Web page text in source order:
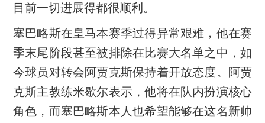
目前一切进展得都很顺利。
塞巴略斯在皇马本赛季过得异常艰难，他在赛
季末尾阶段甚至被排除在比赛大名单之中，如
今球员对转会阿贾克斯保持着开放态度。阿贾
克斯主教练米歇尔表示，他将在队内扮演核心
角色，而塞巴略斯本人也希望能够在这名新帅